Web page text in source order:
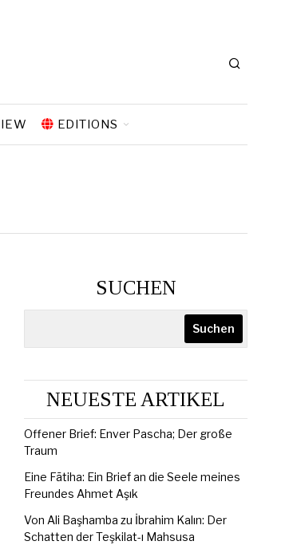
EDITIONS
SUCHEN
Suchen
NEUESTE ARTIKEL
Offener Brief: Enver Pascha; Der große
Traum
Eine Fātiha: Ein Brief an die Seele meines
Freundes Ahmet Aşık
Von Ali Başhamba zu İbrahim Kalın: Der
Schatten der Teşkilat-ı Mahsusa